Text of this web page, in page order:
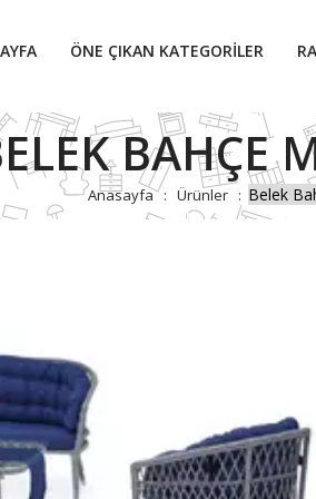
ÖNE ÇIKAN KATEGORILER
BAHÇE
Anasayfa Ürünler Belek